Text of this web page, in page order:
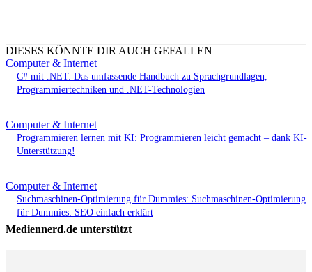
DIESES KÖNNTE DIR AUCH GEFALLEN
Computer & Internet
C# mit .NET: Das umfassende Handbuch zu Sprachgrundlagen,
Programmiertechniken und .NET-Technologien
Computer & Internet
Programmieren lernen mit KI: Programmieren leicht gemacht – dank KI-
Unterstützung!
Computer & Internet
Suchmaschinen-Optimierung für Dummies: Suchmaschinen-Optimierung
für Dummies: SEO einfach erklärt
Mediennerd.de unterstützt